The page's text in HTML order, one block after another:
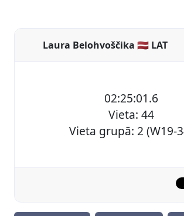
Laura Belohvoščika 🇱🇻 LAT
02:25:01.6
Vieta: 44
Vieta grupā: 2 (W19-